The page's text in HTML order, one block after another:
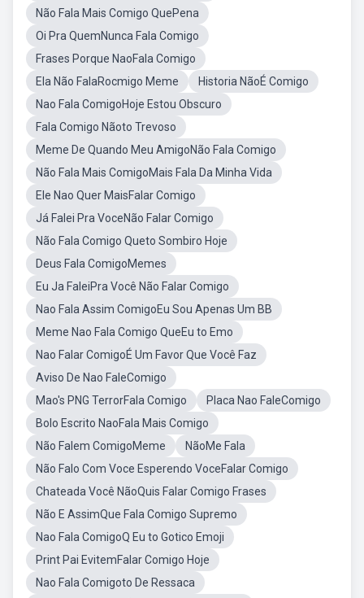
Não Fala Mais Comigo QuePena
Oi Pra QuemNunca Fala Comigo
Frases Porque NaoFala Comigo
Ela Não FalaRocmigo Meme
Historia NãoÉ Comigo
Nao Fala ComigoHoje Estou Obscuro
Fala Comigo Nãoto Trevoso
Meme De Quando Meu AmigoNão Fala Comigo
Não Fala Mais ComigoMais Fala Da Minha Vida
Ele Nao Quer MaisFalar Comigo
Já Falei Pra VoceNão Falar Comigo
Não Fala Comigo Queto Sombiro Hoje
Deus Fala ComigoMemes
Eu Ja FaleiPra Você Não Falar Comigo
Nao Fala Assim ComigoEu Sou Apenas Um BB
Meme Nao Fala Comigo QueEu to Emo
Nao Falar ComigoÉ Um Favor Que Você Faz
Aviso De Nao FaleComigo
Mao's PNG TerrorFala Comigo
Placa Nao FaleComigo
Bolo Escrito NaoFala Mais Comigo
Não Falem ComigoMeme
NãoMe Fala
Não Falo Com Voce Esperendo VoceFalar Comigo
Chateada Você NãoQuis Falar Comigo Frases
Não E AssimQue Fala Comigo Supremo
Nao Fala ComigoQ Eu to Gotico Emoji
Print Pai EvitemFalar Comigo Hoje
Nao Fala Comigoto De Ressaca